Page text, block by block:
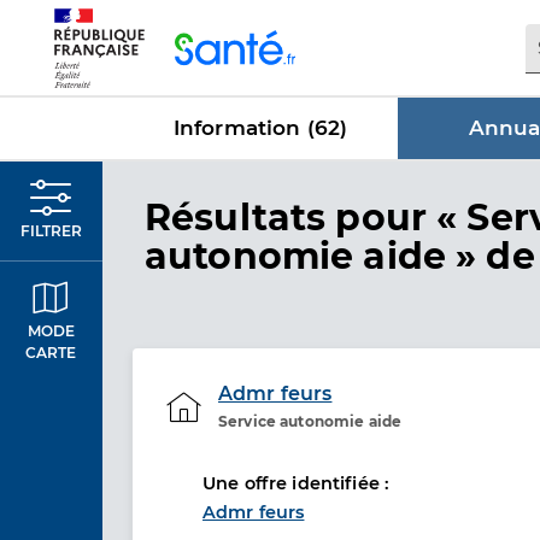
Information (62)
FILTRER
MODE
CARTE
Résultats dans
pour «
autonomie aide » de
Admr feurs
Service autonomie aide
Etablissement de soins
Une offre identifiée :
Admr feurs
Panneau de gestion des cookies